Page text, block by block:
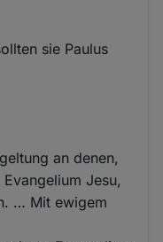
sie Paulus
an denen,
Jesu,
… Mit ewigem